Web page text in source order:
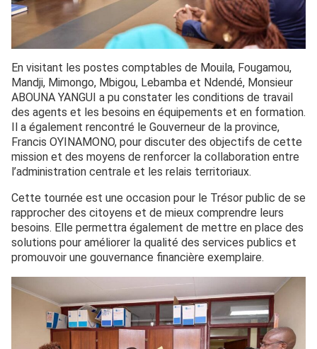
En visitant les postes comptables de Mouila, Fougamou,
Mandji, Mimongo, Mbigou, Lebamba et Ndendé, Monsieur
ABOUNA YANGUI a pu constater les conditions de travail
des agents et les besoins en équipements et en formation.
Il a également rencontré le Gouverneur de la province,
Francis OYINAMONO, pour discuter des objectifs de cette
mission et des moyens de renforcer la collaboration entre
l’administration centrale et les relais territoriaux.
Cette tournée est une occasion pour le Trésor public de se
rapprocher des citoyens et de mieux comprendre leurs
besoins. Elle permettra également de mettre en place des
solutions pour améliorer la qualité des services publics et
promouvoir une gouvernance financière exemplaire.